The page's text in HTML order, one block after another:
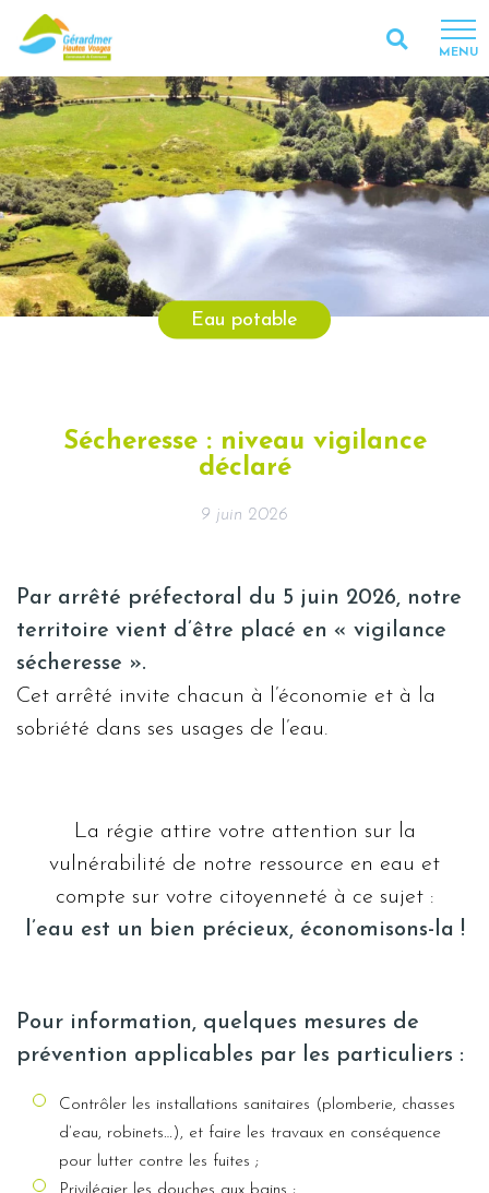
MENU
Eau potable
Sécheresse : niveau vigilance
déclaré
9 juin 2026
Par arrêté préfectoral du 5 juin 2026, notre
territoire vient d’être placé en « vigilance
sécheresse ».
Cet arrêté invite chacun à l’économie et à la
sobriété dans ses usages de l’eau.
La régie attire votre attention sur la
vulnérabilité de notre ressource en eau et
compte sur votre citoyenneté à ce sujet :
l’eau est un bien précieux, économisons-la !
Pour information, quelques mesures de
prévention applicables par les particuliers :
Contrôler les installations sanitaires (plomberie, chasses
d’eau, robinets…), et faire les travaux en conséquence
pour lutter contre les fuites ;